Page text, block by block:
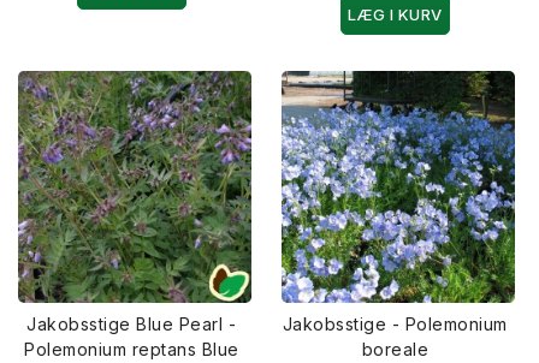
LÆG I KURV
Jakobsstige Blue Pearl -
Polemonium reptans Blue
Jakobsstige - Polemonium
boreale